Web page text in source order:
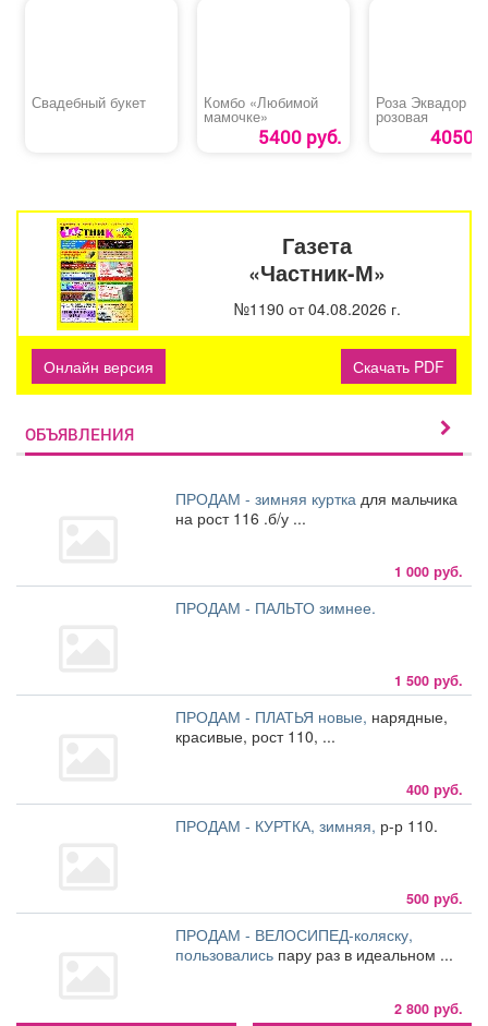
Свадебный букет Комбо «Любимой
мамочке»
5400 руб.
Роза Эквадор
розовая
4050
Газета
«Частник-М»
№1190 от 04.08.2026 г.
Онлайн версия Скачать PDF
ОБЪЯВЛЕНИЯ
ПРОДАМ - зимняя куртка для мальчика
на рост 116 .б/у ...
1 000 руб.
ПРОДАМ - ПАЛЬТО зимнее.
1 500 руб.
ПРОДАМ - ПЛАТЬЯ новые, нарядные,
красивые, рост 110, ...
400 руб.
ПРОДАМ - КУРТКА, зимняя, р-р 110.
500 руб.
ПРОДАМ - ВЕЛОСИПЕД-коляску,
пользовались пару раз в идеальном ...
2 800 руб.